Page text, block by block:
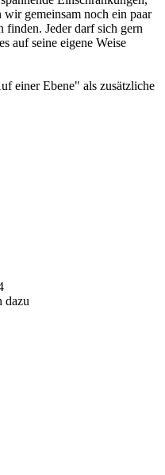
gemeinsam noch ein paar
finden. Jeder darf sich gern
auf seine eigene Weise
einer Ebene" als zusätzliche
dazu